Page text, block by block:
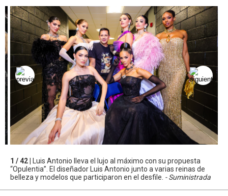
1 / 42 |
Luis Antonio lleva el lujo al máximo con su propuesta
“Opulentia”. El diseñador Luis Antonio junto a varias reinas de
belleza y modelos que participaron en el desfile. - Suministrada